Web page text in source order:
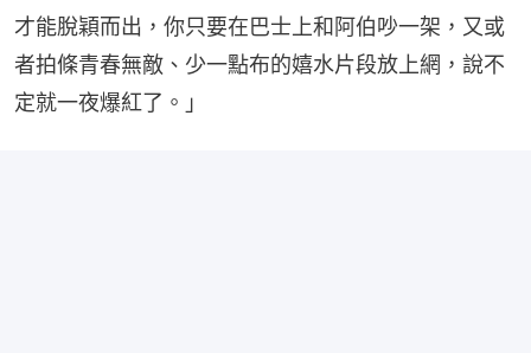
才能脫穎而出，你只要在巴士上和阿伯吵一架，又或
者拍條青春無敵、少一點布的嬉水片段放上網，說不
定就一夜爆紅了。」